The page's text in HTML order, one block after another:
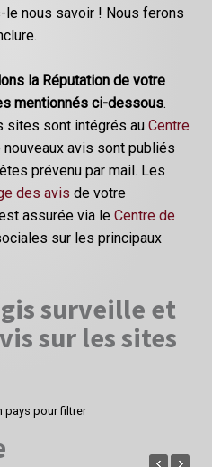
nous savoir ! Nous ferons
la Réputation de votre
mentionnés ci-dessous.
sites sont intégrés au Centre
nouveaux avis sont publiés
prévenu par mail. Les
des avis de votre
assurée via le Centre de
sur les principaux
surveille et
sur les sites
pays pour filtrer